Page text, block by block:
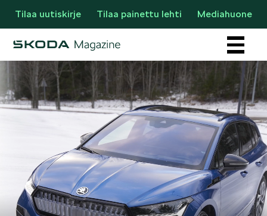
Tilaa uutiskirje Tilaa painettu lehti Mediahuone
Osastot
AJANKOHTAISTA & UUTTA